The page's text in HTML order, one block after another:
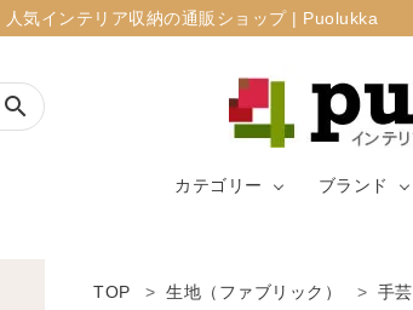
気インテリア収納の通販ショップ | Puolukka
search
カテゴリー
カーテン・窓周
ブランド
TOP 生地（ファブリック） 手芸